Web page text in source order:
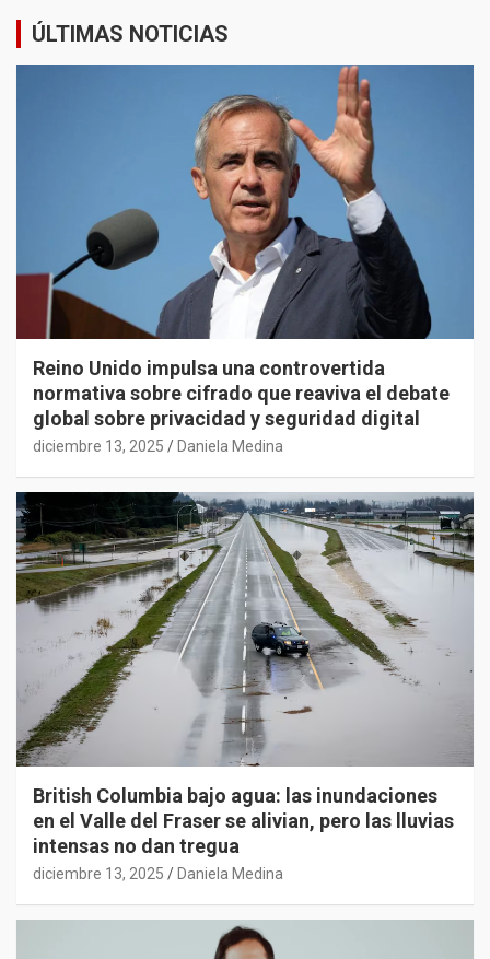
ÚLTIMAS NOTICIAS
Reino Unido impulsa una controvertida
normativa sobre cifrado que reaviva el debate
global sobre privacidad y seguridad digital
diciembre 13, 2025 Daniela Medina
British Columbia bajo agua: las inundaciones
en el Valle del Fraser se alivian, pero las lluvias
intensas no dan tregua
diciembre 13, 2025 Daniela Medina